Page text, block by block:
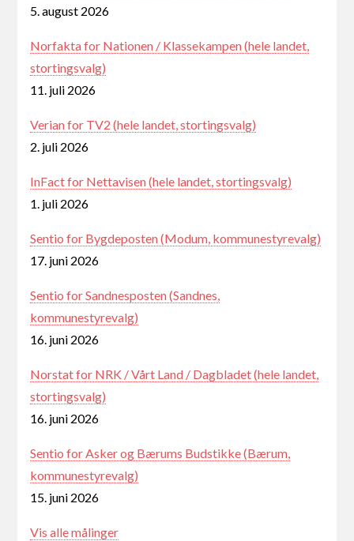
5. august 2026
Norfakta for Nationen / Klassekampen (hele landet,
stortingsvalg)
11. juli 2026
Verian for TV2 (hele landet, stortingsvalg)
2. juli 2026
InFact for Nettavisen (hele landet, stortingsvalg)
1. juli 2026
Sentio for Bygdeposten (Modum, kommunestyrevalg)
17. juni 2026
Sentio for Sandnesposten (Sandnes,
kommunestyrevalg)
16. juni 2026
Norstat for NRK / Vårt Land / Dagbladet (hele landet,
stortingsvalg)
16. juni 2026
Sentio for Asker og Bærums Budstikke (Bærum,
kommunestyrevalg)
15. juni 2026
Vis alle målinger